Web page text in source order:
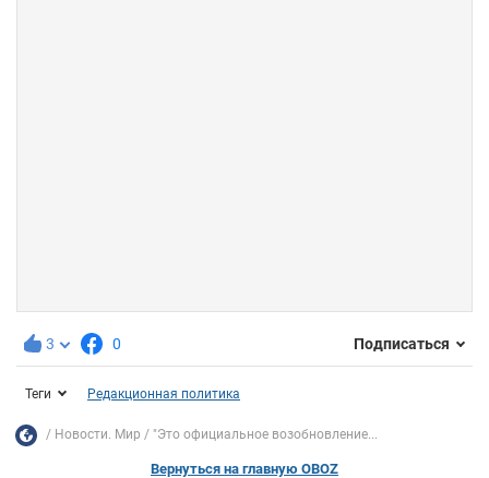
3 0 Подписаться
Теги Редакционная политика
Новости. Мир "Это официальное возобновление...
Вернуться на главную OBOZ